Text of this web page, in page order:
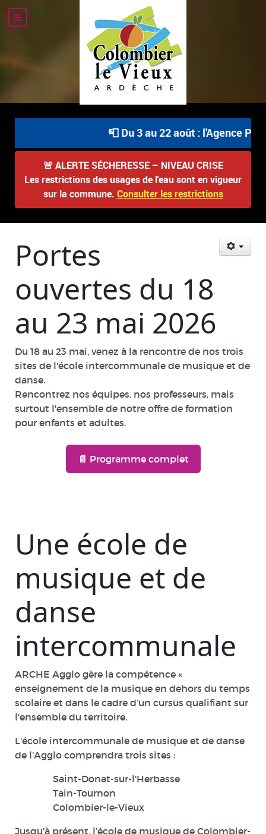
📮 Du 3 au 22 août : l'Agence
🚨 ALERTE SÉCHERESSE – NIVEAU CRISE
Les restrictions des usages de l'eau sont en vigueur
sur la commune. Consulter les restrictions
Portes
ouvertes du 18
au 23 mai 2026
Du 18 au 23 mai, venez à la rencontre de nos trois
sites de l'école intercommunale de musique et de
danse.
Rencontrez nos équipes, nos professeurs, mais
surtout l'ensemble de notre offre de formation
pour enfants et adultes.
📄 Programme complet
Une école de
musique et de
danse
intercommunale
ARCHE Agglo gère la compétence «
enseignement de la musique en dehors du temps
scolaire et dans le cadre d’un cursus qualifiant sur
l'ensemble du territoire.
L'école intercommunale de musique et de danse
de l'Agglo comprendra trois sites :
Saint-Donat-sur-l'Herbasse
Tain-Tournon
Colombier-le-Vieux
Jusqu'à présent, l’école de musique de Colombier-